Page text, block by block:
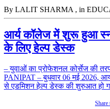
By LALIT SHARMA , in
आर्य कॉलेज में शुरू हुआ
के लिए हेल्प डेस्क
– युवाओं का प्रोफेशनल कोर्सेज की
PANIPAT – बुधवार 06 मई 2026,
से एडमिशन हेल्प डेस्क की शुरुआत हो
Share